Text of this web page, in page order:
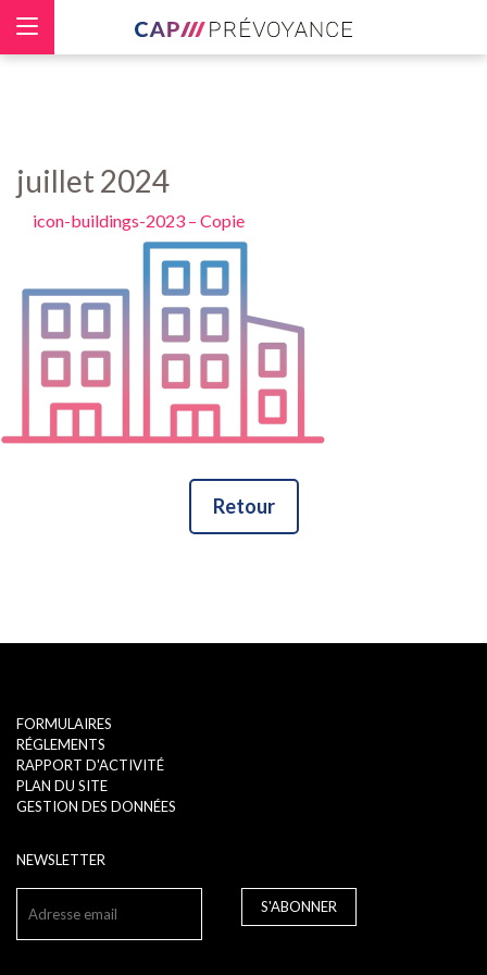
juillet 2024
icon-buildings-2023 – Copie
Retour
FORMULAIRES
RÉGLEMENTS
RAPPORT D'ACTIVITÉ
PLAN DU SITE
GESTION DES DONNÉES
NEWSLETTER
S'ABONNER
Panneau de gestion des cookies